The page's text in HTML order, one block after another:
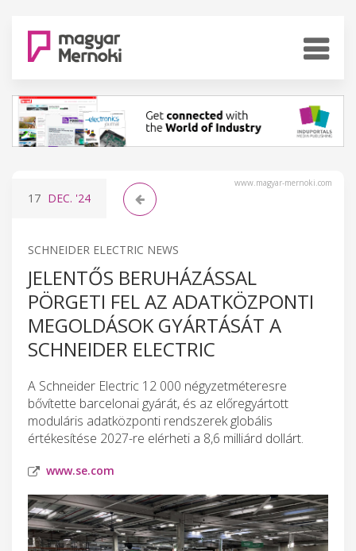
www.magyar-mernoki.com
17 DEC. '24
SCHNEIDER ELECTRIC NEWS
JELENTŐS BERUHÁZÁSSAL
PÖRGETI FEL AZ ADATKÖZPONTI
MEGOLDÁSOK GYÁRTÁSÁT A
SCHNEIDER ELECTRIC
A Schneider Electric 12 000 négyzetméteresre
bővítette barcelonai gyárát, és az előregyártott
moduláris adatközponti rendszerek globális
értékesítése 2027-re elérheti a 8,6 milliárd dollárt.
www.se.com